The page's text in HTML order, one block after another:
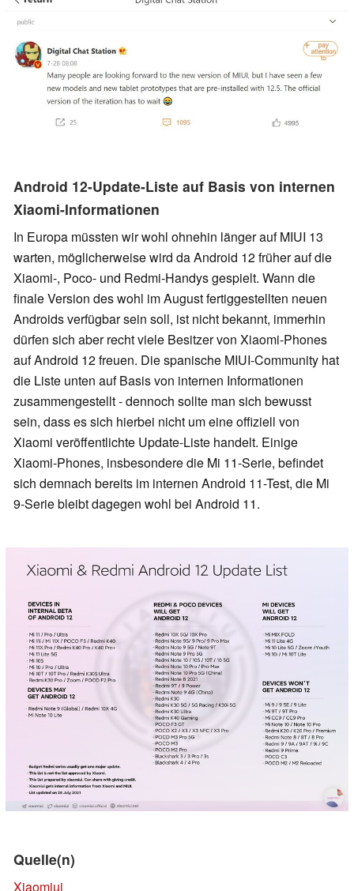
Android 12-Update-Liste auf Basis von internen
Xiaomi-Informationen
In Europa müssten wir wohl ohnehin länger auf MIUI 13
warten, möglicherweise wird da Android 12 früher auf die
Xiaomi-, Poco- und Redmi-Handys gespielt. Wann die
finale Version des wohl im August fertiggestellten neuen
Androids verfügbar sein soll, ist nicht bekannt, immerhin
dürfen sich aber recht viele Besitzer von Xiaomi-Phones
auf Android 12 freuen. Die spanische MIUI-Community hat
die Liste unten auf Basis von internen Informationen
zusammengestellt - dennoch sollte man sich bewusst
sein, dass es sich hierbei nicht um eine offiziell von
Xiaomi veröffentlichte Update-Liste handelt. Einige
Xiaomi-Phones, insbesondere die Mi 11-Serie, befindet
sich demnach bereits im internen Android 11-Test, die Mi
9-Serie bleibt dagegen wohl bei Android 11.
Quelle(n)
Xiaomiui